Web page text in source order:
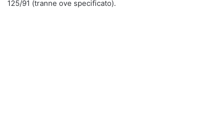
125/91 (tranne ove specificato).